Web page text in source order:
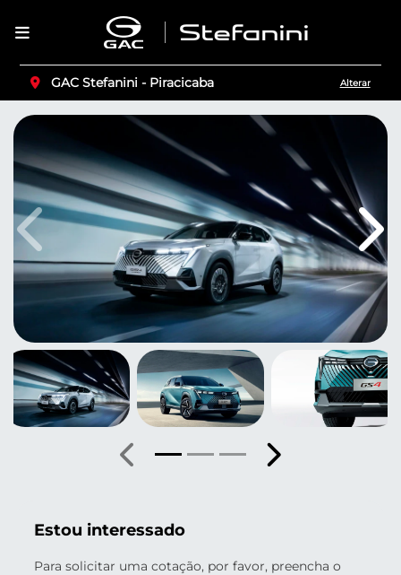
GAC Stefanini - Piracicaba Alterar
Estou interessado
Para solicitar uma cotação, por favor, preencha o
Anterior
Anterior Próximo